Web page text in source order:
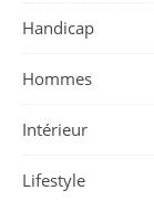
Handicap
Hommes
Intérieur
Lifestyle